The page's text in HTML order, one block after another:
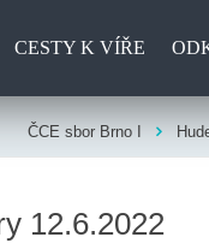
CESTY K VÍŘE
ČCE sbor Brno I
12.6.2022